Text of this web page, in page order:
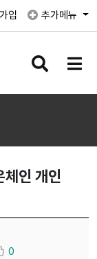
입 추가메뉴
검
버
메
버
인 개인
0